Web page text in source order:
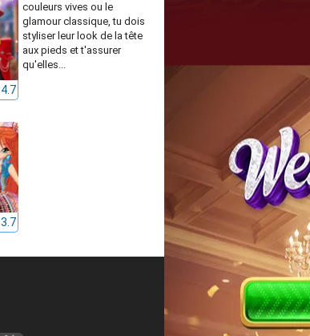
4.7
couleurs vives ou le
glamour classique, tu dois
styliser leur look de la tête
aux pieds et t'assurer
qu'elles...
3.7